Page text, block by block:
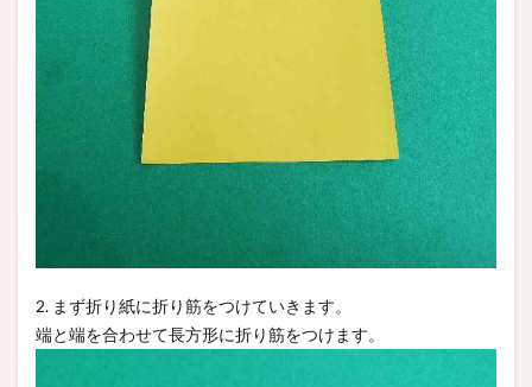
2. まず折り紙に折り筋をつけていきます。
端と端を合わせて長方形に折り筋をつけます。